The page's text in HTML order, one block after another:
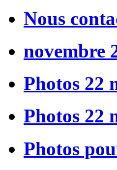
Nous
novembre
Photos 22
Photos 22
Photos